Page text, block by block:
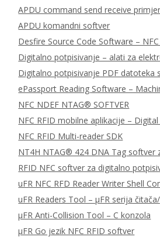
APDU command send receive
APDU komandni softver
Desfire Source Code Software –
Digitalno potpisivanje – alati za
Digitalno potpisivanje PDF datoteka
ePassport Reading Software –
NFC NDEF NTAG® SOFTVER
NFC RFID mobilne aplikacije –
NFC RFID Multi-reader SDK
NT4H NTAG® 424 DNA Tag softver
RFID NFC softver za digitalno
uFR NFC RFD Reader Writer Shell
uFR Readers Tool – μFR serija
μFR Anti-Collision Tool – C konzola
μFR Go jezik NFC RFID softver